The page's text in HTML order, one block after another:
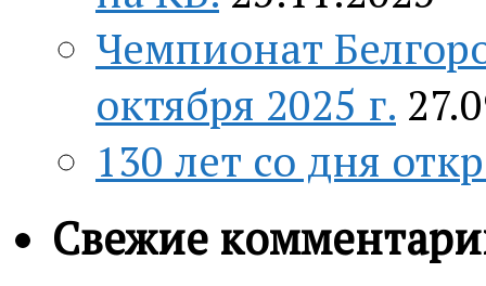
Чемпионат
октября 2025 г.
130 лет со дня
Свежие